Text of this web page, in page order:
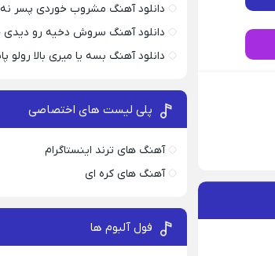
دانلود آهنگ مشروب خوردی پسر
دانلود آهنگ سروش دخیه رو
دانلود آهنگ بسه یا میری بالا رولو
پلی لیست های اختصاصی
آهنگ های ترند اینستاگرام
آهنگ های کره ای
فول آلبوم ها